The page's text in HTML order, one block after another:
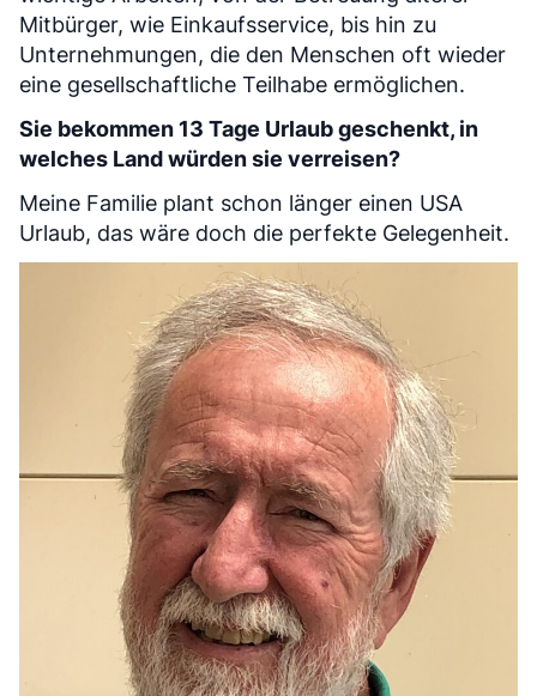
Mitbürger, wie Einkaufsservice, bis hin zu
Unternehmungen, die den Menschen oft wieder
eine gesellschaftliche Teilhabe ermöglichen.
Sie bekommen 13 Tage Urlaub geschenkt, in
welches Land würden sie verreisen?
Meine Familie plant schon länger einen USA
Urlaub, das wäre doch die perfekte Gelegenheit.